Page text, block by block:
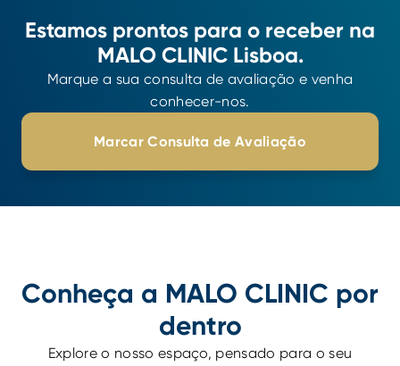
Estamos prontos para o receber na
MALO CLINIC Lisboa.
Marque a sua consulta de avaliação e venha
conhecer-nos.
Marcar Consulta de Avaliação
Conheça a MALO CLINIC por
dentro
Explore o nosso espaço, pensado para o seu